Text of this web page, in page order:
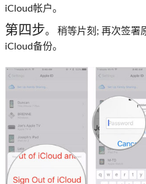
iCloud帐户。
第四步。 稍等片刻; 再次签署
iCloud备份。